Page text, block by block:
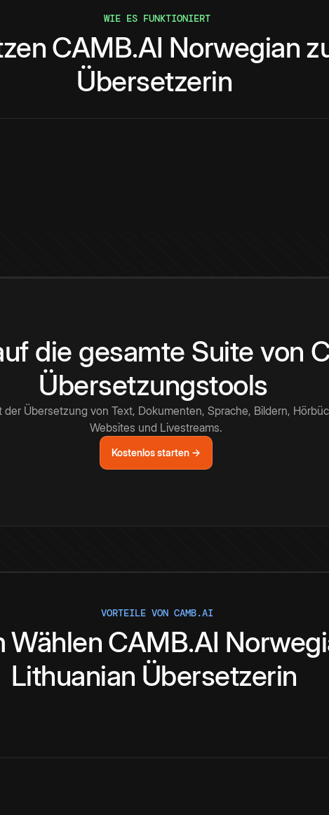
WIE ES FUNKTIONIERT
CAMB.AI Norwegian
Übersetzerin
die gesamte Suite von
Übersetzungstools
der Übersetzung von Text, Dokumenten, Sprache, Bildern,
Websites und Livestreams.
Kostenlos starten →
VORTEILE VON CAMB.AI
Wählen CAMB.AI
Lithuanian Übersetzerin